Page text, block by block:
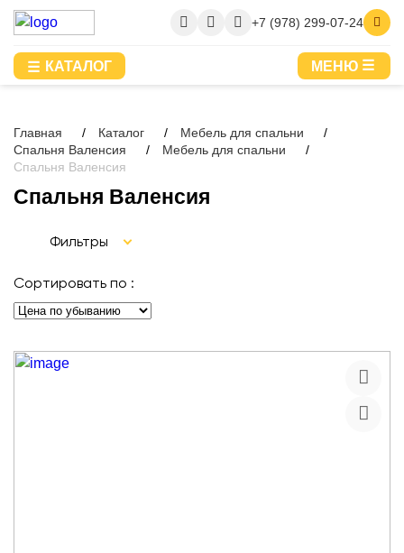
+7 (978) 299-07-24
КАТАЛОГ МЕНЮ
Главная Каталог
Мебель для спальни
Спальня Валенсия
Мебель для спальни
Спальня Валенсия
Спальня Валенсия
Фильтры
Сортировать по :